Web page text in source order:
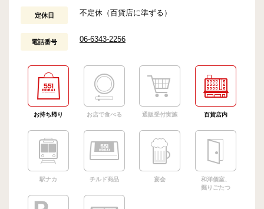
定休日 不定休（百貨店に準ずる）
電話番号 06-6343-2256
お持ち帰り お店で食べる 通販受付実施 百貨店内
駅ナカ チルド商品 宴会
和洋個室、
掘りごたつ